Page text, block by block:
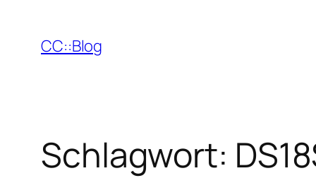
Inhalt
springen
CC::Blog
Schlagwort: